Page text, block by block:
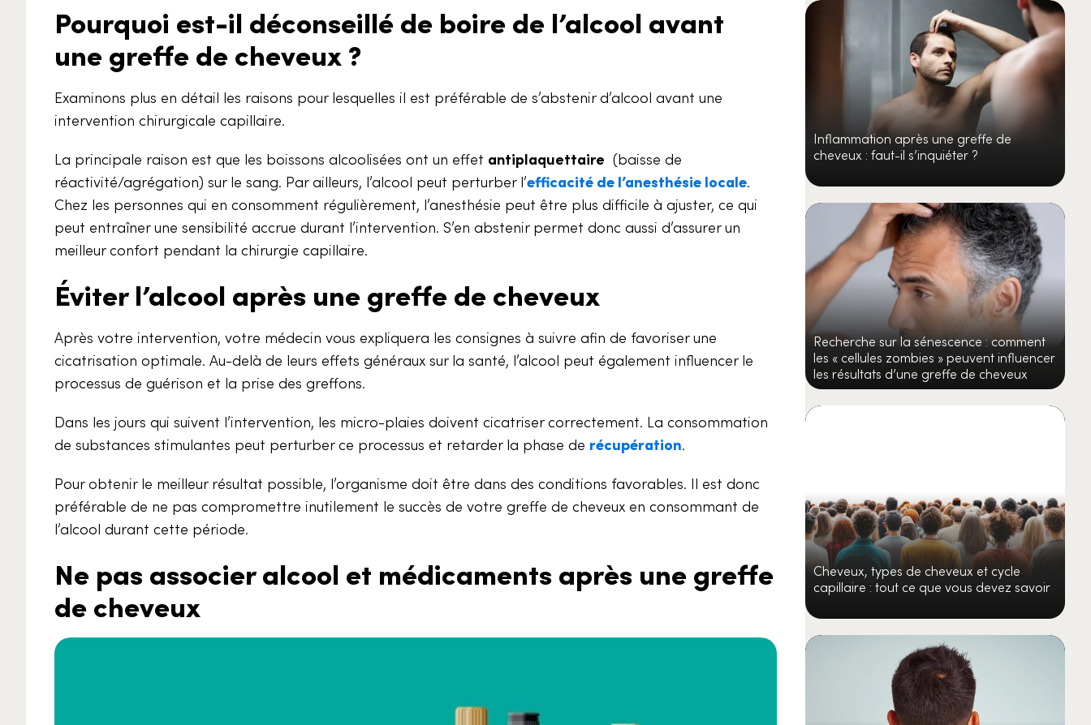
Pourquoi est-il déconseillé de boire de l’alcool avant
une greffe de cheveux ?
Examinons plus en détail les raisons pour lesquelles il est préférable de s’abstenir d’alcool avant une
intervention chirurgicale capillaire.
La principale raison est que les boissons alcoolisées ont un effet antiplaquettaire (baisse de
réactivité/agrégation) sur le sang. Par ailleurs, l’alcool peut perturber l’efficacité de l’anesthésie locale.
Chez les personnes qui en consomment régulièrement, l’anesthésie peut être plus difficile à ajuster, ce qui
peut entraîner une sensibilité accrue durant l’intervention. S’en abstenir permet donc aussi d’assurer un
meilleur confort pendant la chirurgie capillaire.
Éviter l’alcool après une greffe de cheveux
Après votre intervention, votre médecin vous expliquera les consignes à suivre afin de favoriser une
cicatrisation optimale. Au-delà de leurs effets généraux sur la santé, l’alcool peut également influencer le
processus de guérison et la prise des greffons.
Dans les jours qui suivent l’intervention, les micro-plaies doivent cicatriser correctement. La consommation
de substances stimulantes peut perturber ce processus et retarder la phase de récupération.
Pour obtenir le meilleur résultat possible, l’organisme doit être dans des conditions favorables. Il est donc
préférable de ne pas compromettre inutilement le succès de votre greffe de cheveux en consommant de
l’alcool durant cette période.
Ne pas associer alcool et médicaments après une greffe
de cheveux
Inflammation après une greffe de
cheveux : faut-il s’inquiéter ?
Recherche sur la sénescence : comment
les « cellules zombies » peuvent influencer
les résultats d’une greffe de cheveux
Cheveux, types de cheveux et cycle
capillaire : tout ce que vous devez savoir